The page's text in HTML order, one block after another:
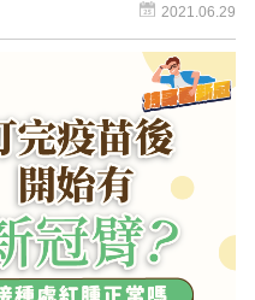
2021.06.29